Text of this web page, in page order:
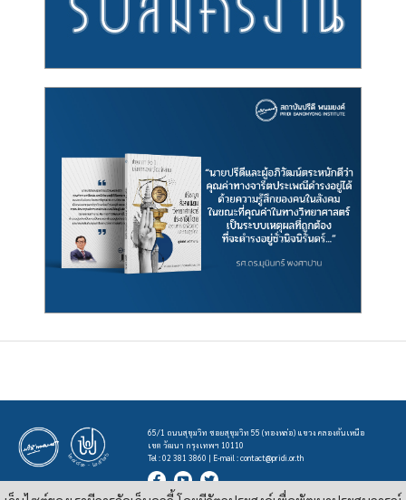
65/1 ถนนสุขุมวิท ซอยสุขุมวิท 55 (ทองหล่อ) แขวง คลองตันเหนือ
เขต วัฒนา กรุงเทพฯ 10110
Tel : 02 381 3860 | E-mail :contact@pridi.or.th